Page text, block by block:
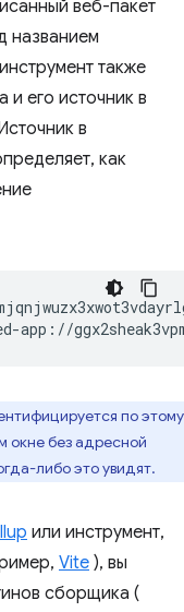
веб-пакет
названием
также
и его источник в
в
как
по этому
окне без адресной
либо это увидят.
или инструмент,
Vite ), вы
сборщика (